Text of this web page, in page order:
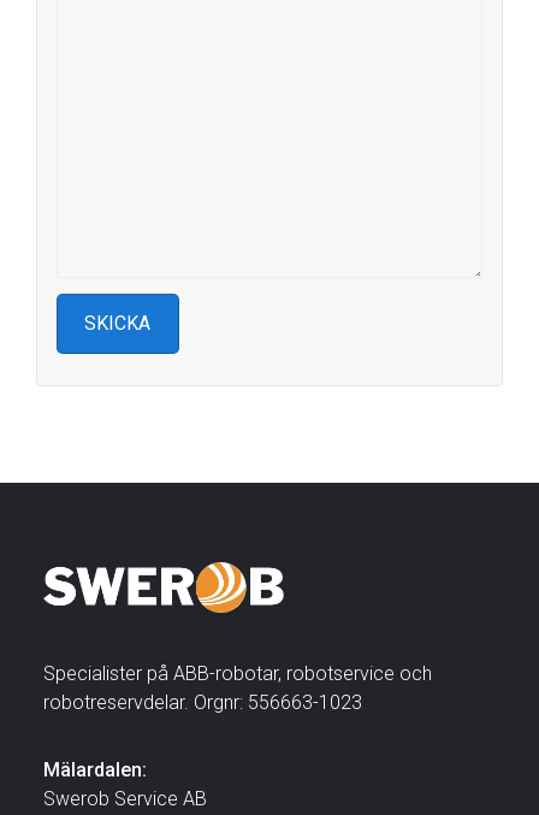
Specialister på ABB-robotar, robotservice och
robotreservdelar. Orgnr: 556663-1023
Mälardalen:
Swerob Service AB